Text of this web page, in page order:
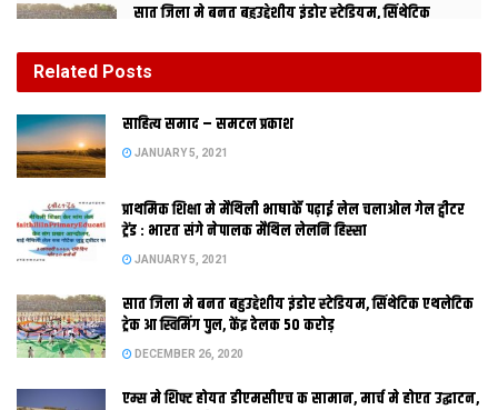
सात जिला मे बनत बहुउद्देशीय इंडोर स्‍टेडि‍यम, सिंथेटिक
उद्घाटन, नव सत्र स पढाई
DECEMBER 26, 2020
Related Posts
साहित्य समाद – समटल प्रकाश
JANUARY 5, 2021
प्राथमिक शि‍क्षा मे मैथि‍ली भाषाकेँ पढ़ाई लेल चलाओल गेल ट्वीटर
ट्रेंड : भारत संगे नेपालक मैथिल लेलनि हिस्सा
JANUARY 5, 2021
सात जिला मे बनत बहुउद्देशीय इंडोर स्‍टेडि‍यम, सिंथेटिक एथलेटिक
ट्रेक आ स्विमिंग पुल, केंद्र देलक 50 करोड़
DECEMBER 26, 2020
एम्स मे शिफ्ट होयत डीएमसीएच क सामान, मार्च मे होएत उद्घाटन,